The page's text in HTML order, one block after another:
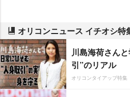
オリコンニュース イチオシ特
川島海荷さん
引”のリアル
オリコンタイアップ特集